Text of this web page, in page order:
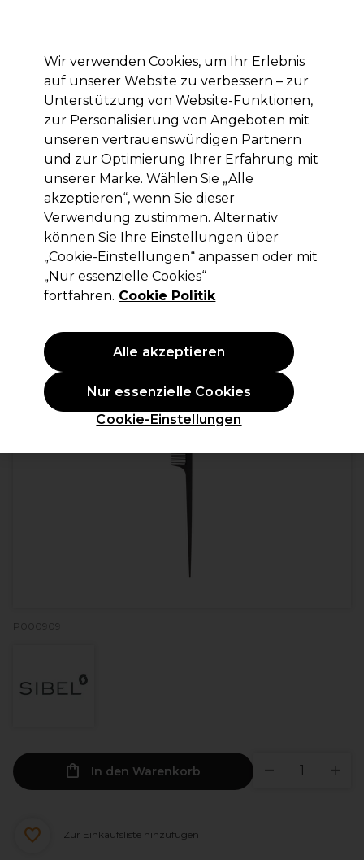
Anmelden
Marken Deals Haare Elektrogeräte Saloneinrichtung
Lieferung und Lieferzeiten
– mehr erfahren
Sibel Comb Carbon Line CT
22/8476005
(1)
4,72 €ohne MwSt.
(PROFI-PREIS)
5,62 €inkl. MwSt.)
P000909
In den Warenkorb
Zur Einkaufsliste hinzufügen
Wir verwenden Cookies, um Ihr Erlebnis
auf unserer Website zu verbessern – zur
Unterstützung von Website-Funktionen,
zur Personalisierung von Angeboten mit
unseren vertrauenswürdigen Partnern
und zur Optimierung Ihrer Erfahrung mit
unserer Marke. Wählen Sie „Alle
akzeptieren“, wenn Sie dieser
Verwendung zustimmen. Alternativ
können Sie Ihre Einstellungen über
„Cookie-Einstellungen“ anpassen oder mit
„Nur essenzielle Cookies“
fortfahren. Cookie Politik
Cookie-Einstellungen
Nur essenzielle Cookies
Alle akzeptieren